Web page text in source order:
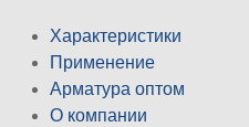
Характеристики
Применение
Арматура оптом
О компании